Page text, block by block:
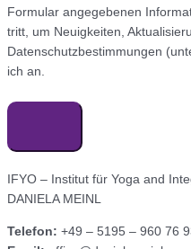
Formular angegebenen
tritt, um Neuigkeiten,
Datenschutzbestimmungen
ich an.
IFYO – Institut für Yoga and
DANIELA MEINL
Telefon: +49 – 5195 – 960 76